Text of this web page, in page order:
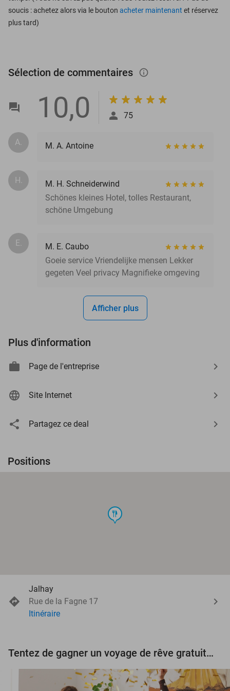
soucis : achetez alors via le bouton acheter maintenant et réservez
plus tard)
Sélection de commentaires info_outlined
10,0 75
A. M. A. Antoine
H.
M. H. Schneiderwind
Schönes kleines Hotel, tolles Restaurant,
schöne Umgebung
E.
M. E. Caubo
Goeie service Vriendelijke mensen Lekker
gegeten Veel privacy Magnifieke omgeving
Afficher plus
Plus d'information
Page de l'entreprise
Site Internet
Partagez ce deal
Positions
food
Jalhay
Rue de la Fagne 17
Itinéraire
Tentez de gagner un voyage de rêve gratuit d'une valeur de 3.000 € !